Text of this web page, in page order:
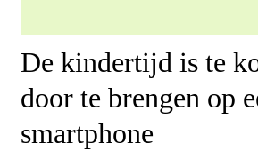
De kindertijd is te
door te brengen op
smartphone